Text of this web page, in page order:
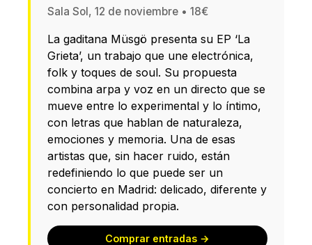
Sala Sol, 12 de noviembre • 18€
La gaditana Müsgö presenta su EP ‘La
Grieta’, un trabajo que une electrónica,
folk y toques de soul. Su propuesta
combina arpa y voz en un directo que se
mueve entre lo experimental y lo íntimo,
con letras que hablan de naturaleza,
emociones y memoria. Una de esas
artistas que, sin hacer ruido, están
redefiniendo lo que puede ser un
concierto en Madrid: delicado, diferente y
con personalidad propia.
Comprar entradas →